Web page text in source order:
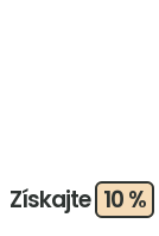
Získajte 10 %